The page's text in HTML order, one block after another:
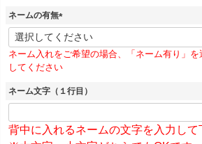
ネームの有無
(
必
須
)
ネーム入れをご希望の場合、「ネーム有り」
してください
ネーム文字（１行目）
背中に入れるネームの文字を入力して